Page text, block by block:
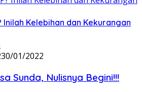
Inilah Kelebihan dan Kekurangan
30/01/2022
Sunda, Nulisnya Begini!!!